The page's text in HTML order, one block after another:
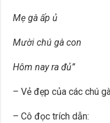
Mẹ gà ấp ủ
Mười chú gà con
Hôm nay ra đủ”
– Vẻ đẹp của các chú
– Cô đọc trích dẫn: